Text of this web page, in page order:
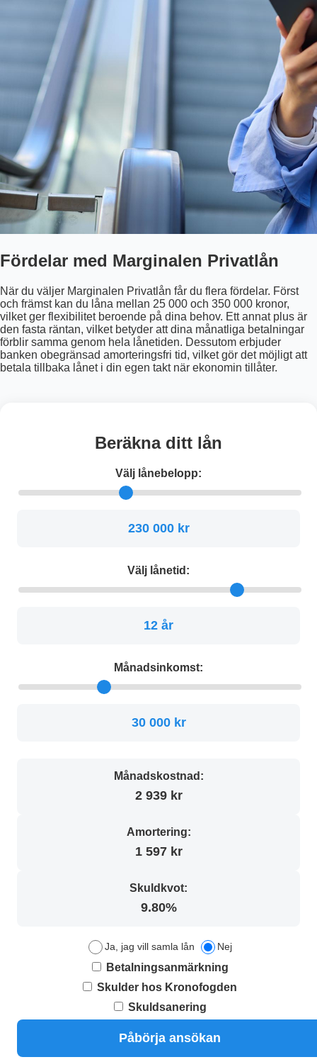
Fördelar med Marginalen Privatlån
När du väljer Marginalen Privatlån får du flera fördelar. Först
och främst kan du låna mellan 25 000 och 350 000 kronor,
vilket ger flexibilitet beroende på dina behov. Ett annat plus är
den fasta räntan, vilket betyder att dina månatliga betalningar
förblir samma genom hela lånetiden. Dessutom erbjuder
banken obegränsad amorteringsfri tid, vilket gör det möjligt att
betala tillbaka lånet i din egen takt när ekonomin tillåter.
Beräkna ditt lån
Välj lånebelopp:
230 000 kr
Välj lånetid:
12 år
Månadsinkomst:
30 000 kr
Månadskostnad:
2 939 kr
Amortering:
1 597 kr
Skuldkvot:
9.80%
Ja, jag vill samla lån Nej
Betalningsanmärkning
Skulder hos Kronofogden
Skuldsanering
Påbörja ansökan